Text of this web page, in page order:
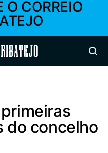
O CORREIO
Ribatejo
do concelho